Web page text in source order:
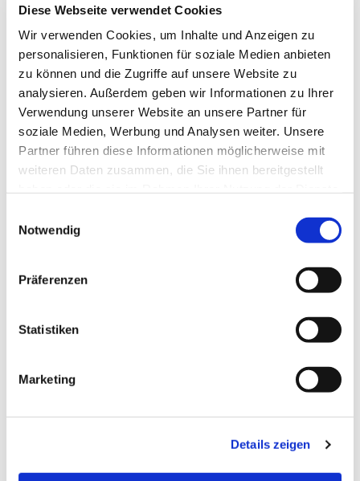
Diese Webseite verwendet Cookies
Wir verwenden Cookies, um Inhalte und Anzeigen zu
personalisieren, Funktionen für soziale Medien anbieten
zu können und die Zugriffe auf unsere Website zu
analysieren. Außerdem geben wir Informationen zu Ihrer
Verwendung unserer Website an unsere Partner für
soziale Medien, Werbung und Analysen weiter. Unsere
Partner führen diese Informationen möglicherweise mit
weiteren Daten zusammen, die Sie ihnen bereitgestellt
Notwendig
Präferenzen
Statistiken
Marketing
Details zeigen
interessieren